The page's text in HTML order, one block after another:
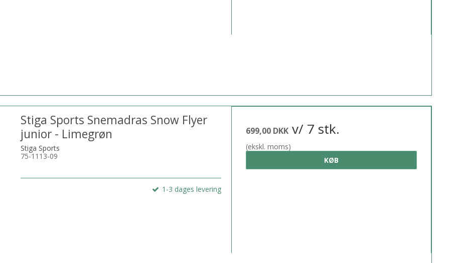
Stiga Sports Snemadras Snow Flyer
junior - Limegrøn
Stiga Sports
75-1113-09
1-3 dages levering
699,00 DKKv/ 7 stk.
(ekskl. moms)
KØB